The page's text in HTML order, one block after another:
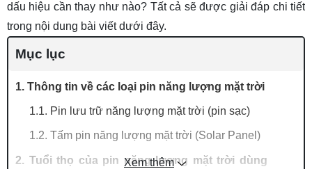
dấu hiệu cần thay như nào? Tất cả sẽ được giải đáp chi tiết
trong nội dung bài viết dưới đây.
Mục lục
1. Thông tin về các loại pin năng lượng mặt trời
1.1. Pin lưu trữ năng lượng mặt trời (pin sạc)
1.2. Tấm pin năng lượng mặt trời (Solar Panel)
2. Tuổi thọ của pin năng lượng mặt trời dùng
Xem thêm